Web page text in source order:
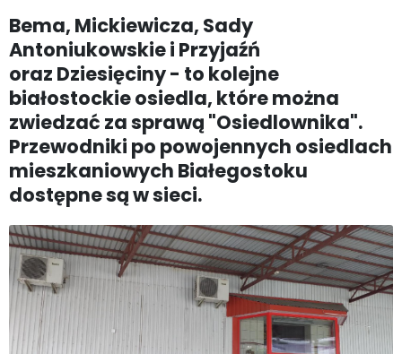
Bema, Mickiewicza, Sady
Antoniukowskie i Przyjaźń
oraz Dziesięciny - to kolejne
białostockie osiedla, które można
zwiedzać za sprawą "Osiedlownika".
Przewodniki po powojennych osiedlach
mieszkaniowych Białegostoku
dostępne są w sieci.